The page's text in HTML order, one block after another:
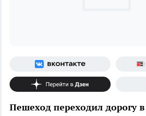
Пешеход переходил дорогу